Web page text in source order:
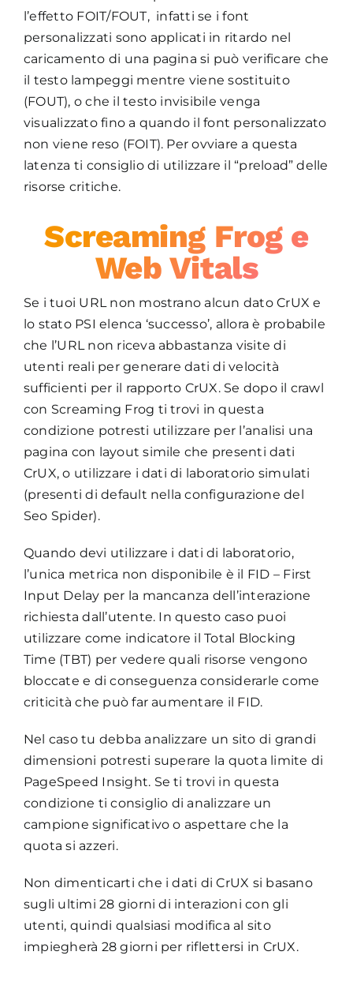
l’effetto FOIT/FOUT, infatti se i font
personalizzati sono applicati in ritardo nel
caricamento di una pagina si può verificare che
il testo lampeggi mentre viene sostituito
(FOUT), o che il testo invisibile venga
visualizzato fino a quando il font personalizzato
non viene reso (FOIT). Per ovviare a questa
latenza ti consiglio di utilizzare il “preload” delle
risorse critiche.
Screaming Frog e
Web Vitals
Se i tuoi URL non mostrano alcun dato CrUX e
lo stato PSI elenca ‘successo’, allora è probabile
che l’URL non riceva abbastanza visite di
utenti reali per generare dati di velocità
sufficienti per il rapporto CrUX. Se dopo il crawl
con Screaming Frog ti trovi in questa
condizione potresti utilizzare per l’analisi una
pagina con layout simile che presenti dati
CrUX, o utilizzare i dati di laboratorio simulati
(presenti di default nella configurazione del
Seo Spider).
Quando devi utilizzare i dati di laboratorio,
l’unica metrica non disponibile è il FID – First
Input Delay per la mancanza dell’interazione
richiesta dall’utente. In questo caso puoi
utilizzare come indicatore il Total Blocking
Time (TBT) per vedere quali risorse vengono
bloccate e di conseguenza considerarle come
criticità che può far aumentare il FID.
Nel caso tu debba analizzare un sito di grandi
dimensioni potresti superare la quota limite di
PageSpeed Insight. Se ti trovi in questa
condizione ti consiglio di analizzare un
campione significativo o aspettare che la
quota si azzeri.
Non dimenticarti che i dati di CrUX si basano
sugli ultimi 28 giorni di interazioni con gli
utenti, quindi qualsiasi modifica al sito
impiegherà 28 giorni per riflettersi in CrUX.